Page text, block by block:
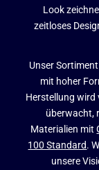
Look
zeitloses
Unser
mit hoher
Herstellung wird
überwacht,
Materialien mit
100 Standard.
unsere